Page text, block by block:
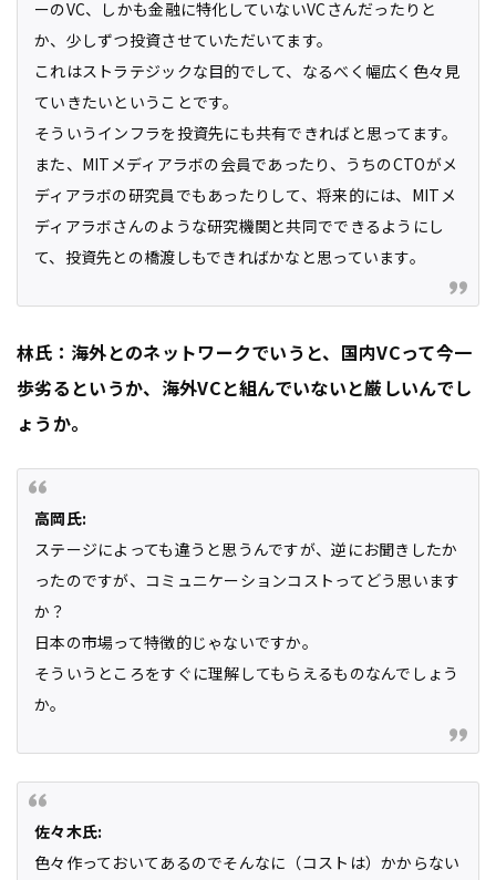
ーのVC、しかも金融に特化していないVCさんだったりと
か、少しずつ投資させていただいてます。
これはストラテジックな目的でして、なるべく幅広く色々見
ていきたいということです。
そういうインフラを投資先にも共有できればと思ってます。
また、MITメディアラボの会員であったり、うちのCTOがメ
ディアラボの研究員でもあったりして、将来的には、MITメ
ディアラボさんのような研究機関と共同でできるようにし
て、投資先との橋渡しもできればかなと思っています。
林氏：海外とのネットワークでいうと、国内VCって今一
歩劣るというか、海外VCと組んでいないと厳しいんでし
ょうか。
高岡氏:
ステージによっても違うと思うんですが、逆にお聞きしたか
ったのですが、コミュニケーションコストってどう思います
か？
日本の市場って特徴的じゃないですか。
そういうところをすぐに理解してもらえるものなんでしょう
か。
佐々木氏:
色々作っておいてあるのでそんなに（コストは）かからない